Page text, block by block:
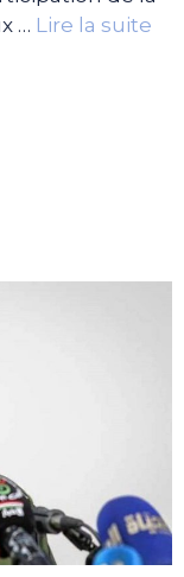
… Lire la suite